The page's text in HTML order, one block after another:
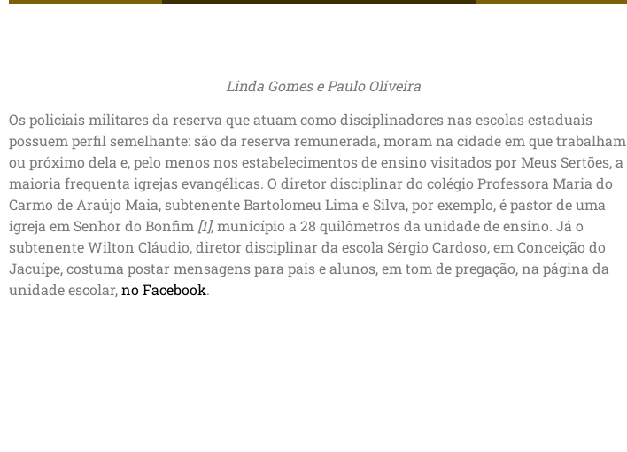
Linda Gomes e Paulo Oliveira
Os policiais militares da reserva que atuam como disciplinadores nas escolas estaduais
possuem perfil semelhante: são da reserva remunerada, moram na cidade em que trabalham
ou próximo dela e, pelo menos nos estabelecimentos de ensino visitados por Meus Sertões, a
maioria frequenta igrejas evangélicas. O diretor disciplinar do colégio Professora Maria do
Carmo de Araújo Maia, subtenente Bartolomeu Lima e Silva, por exemplo, é pastor de uma
igreja em Senhor do Bonfim [1], município a 28 quilômetros da unidade de ensino. Já o
subtenente Wilton Cláudio, diretor disciplinar da escola Sérgio Cardoso, em Conceição do
Jacuípe, costuma postar mensagens para pais e alunos, em tom de pregação, na página da
unidade escolar,no Facebook.